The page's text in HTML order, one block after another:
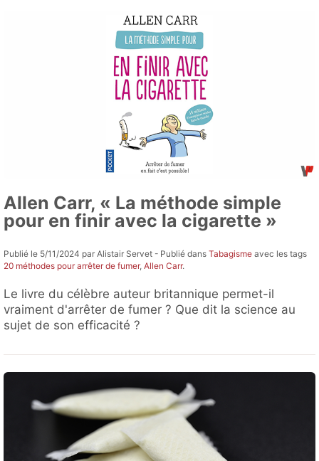
Allen Carr, « La méthode simple
pour en finir avec la cigarette »
Publié le 5/11/2024 par Alistair Servet - Publié dans Tabagisme avec les tags
20 méthodes pour arrêter de fumer, Allen Carr.
Le livre du célèbre auteur britannique permet-il
vraiment d'arrêter de fumer ? Que dit la science au
sujet de son efficacité ?